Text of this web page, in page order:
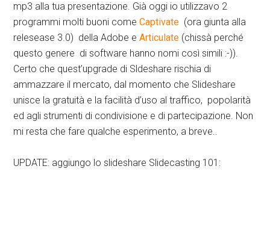
mp3 alla tua presentazione. Già oggi io utilizzavo 2
programmi molti buoni comeCaptivate (ora giunta alla
relesease 3.0) della Adobe eArticulate (chissà perché
questo genere di software hanno nomi così simili :-)).
Certo che quest’upgrade di Sldeshare rischia di
ammazzare il mercato, dal momento che Slideshare
unisce la gratuità e la facilità d’uso al traffico, popolarità
ed agli strumenti di condivisione e di partecipazione. Non
mi resta che fare qualche esperimento, a breve..
UPDATE: aggiungo lo slideshare Slidecasting 101: